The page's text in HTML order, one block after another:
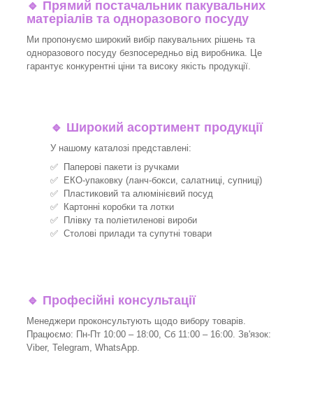
🔹 Прямий постачальник пакувальних
матеріалів та одноразового посуду
Ми пропонуємо широкий вибір пакувальних рішень та
одноразового посуду безпосередньо від виробника. Це
гарантує конкурентні ціни та високу якість продукції.
🔹 Широкий асортимент продукції
У нашому каталозі представлені:
✅ Паперові пакети із ручками
✅ ЕКО-упаковку (ланч-бокси, салатниці, супниці)
✅ Пластиковий та алюмінієвий посуд
✅ Картонні коробки та лотки
✅ Плівку та поліетиленові вироби
✅ Столові прилади та супутні товари
🔹 Професійні консультації
Менеджери проконсультують щодо вибору товарів.
Працюємо: Пн-Пт 10:00 – 18:00, Сб 11:00 – 16:00. Зв'язок:
Viber, Telegram, WhatsApp.